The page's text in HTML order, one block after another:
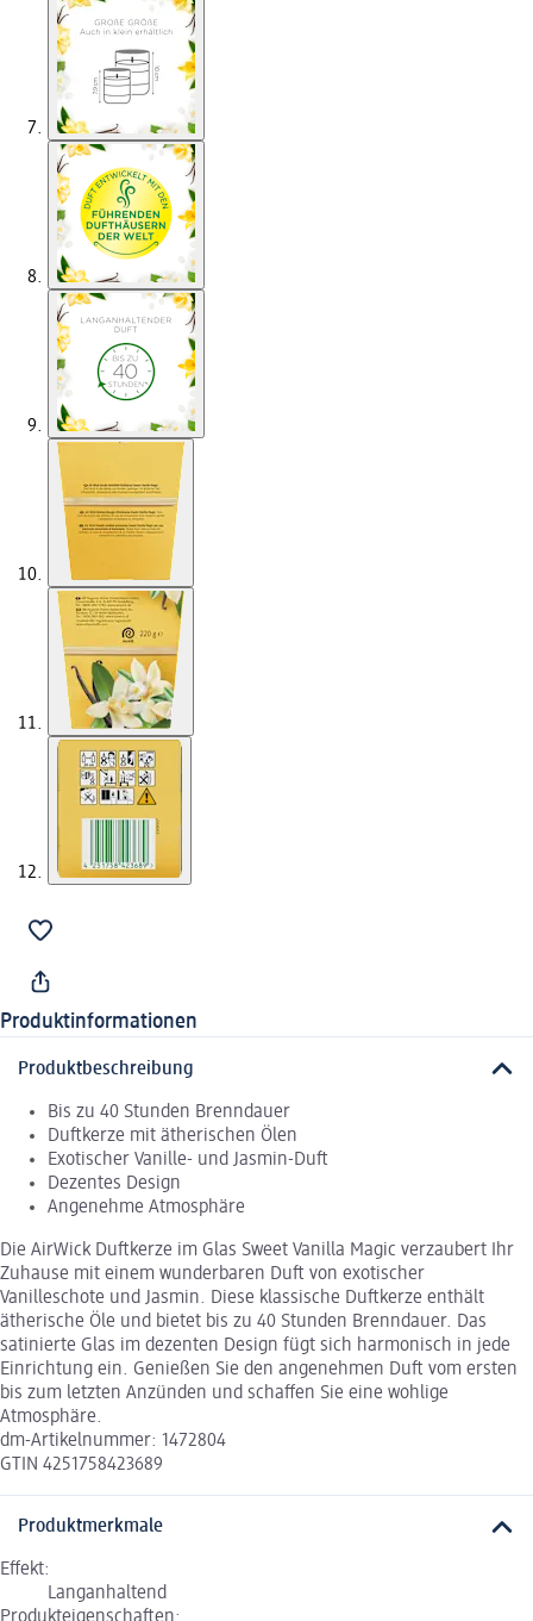
Produktinformationen
Produktbeschreibung
Bis zu 40 Stunden Brenndauer
Duftkerze mit ätherischen Ölen
Exotischer Vanille- und Jasmin-Duft
Dezentes Design
Angenehme Atmosphäre
Die AirWick Duftkerze im Glas Sweet Vanilla Magic verzaubert Ihr
Zuhause mit einem wunderbaren Duft von exotischer
Vanilleschote und Jasmin. Diese klassische Duftkerze enthält
ätherische Öle und bietet bis zu 40 Stunden Brenndauer. Das
satinierte Glas im dezenten Design fügt sich harmonisch in jede
Einrichtung ein. Genießen Sie den angenehmen Duft vom ersten
bis zum letzten Anzünden und schaffen Sie eine wohlige
Atmosphäre.
dm-Artikelnummer: 1472804
GTIN 4251758423689
Produktmerkmale
Effekt:
Langanhaltend